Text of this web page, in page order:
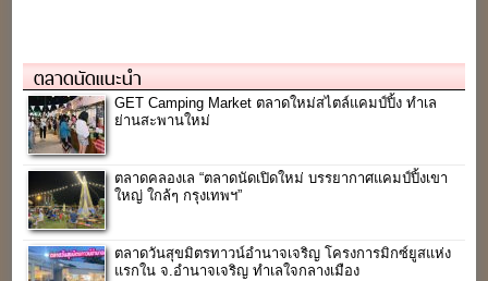
ตลาดนัดแนะนำ
GET Camping Market ตลาดใหม่สไตล์แคมป์ปิ้ง ทำเล
ย่านสะพานใหม่
ตลาดคลองเล “ตลาดนัดเปิดใหม่ บรรยากาศแคมป์ปิ้งเขา
ใหญ่ ใกล้ๆ กรุงเทพฯ”
ตลาดวันสุขมิตรทาวน์อำนาจเจริญ โครงการมิกซ์ยูสแห่ง
แรกใน จ.อำนาจเจริญ ทำเลใจกลางเมือง